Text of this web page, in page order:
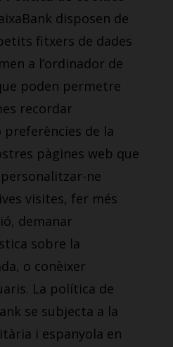
disposen de
fitxers de dades
a l’ordinador de
poden permetre
recordar
de la
pàgines web que
ne
visites, fer més
demanar
sobre la
o conèixer
La política de
se subjecta a la
i espanyola en